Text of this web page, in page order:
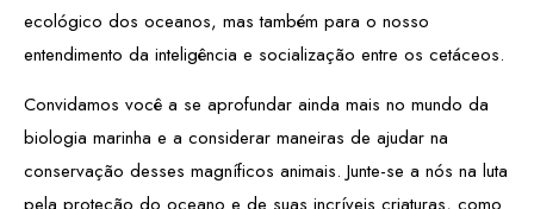
ecológico dos oceanos, mas também para o nosso
entendimento da inteligência e socialização entre os cetáceos.
Convidamos você a se aprofundar ainda mais no mundo da
biologia marinha e a considerar maneiras de ajudar na
conservação desses magníficos animais. Junte-se a nós na luta